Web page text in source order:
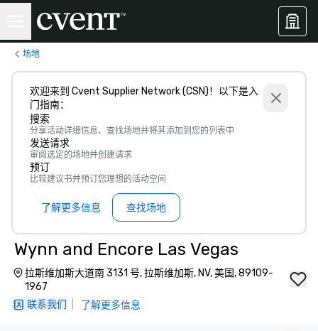
场地
欢迎来到 Cvent Supplier Network (CSN)！以下是入
门指南：
搜索
分享活动详细信息、查找场地并将其添加到您的列表中
发送请求
审阅选定的场地并创建请求
预订
比较建议书并预订您理想的活动空间
了解更多信息 查找场地
Wynn and Encore Las Vegas
拉斯维加斯大道南 3131 号, 拉斯维加斯, NV, 美国, 89109-
1967
联系我们
了解更多信息